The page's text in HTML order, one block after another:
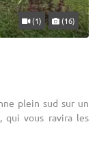
(1) (16)
plein sud sur un
qui vous ravira les